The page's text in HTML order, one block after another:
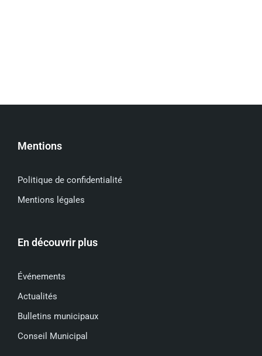
Mentions
Politique de confidentialité
Mentions légales
En découvrir plus
Événements
Actualités
Bulletins municipaux
Conseil Municipal